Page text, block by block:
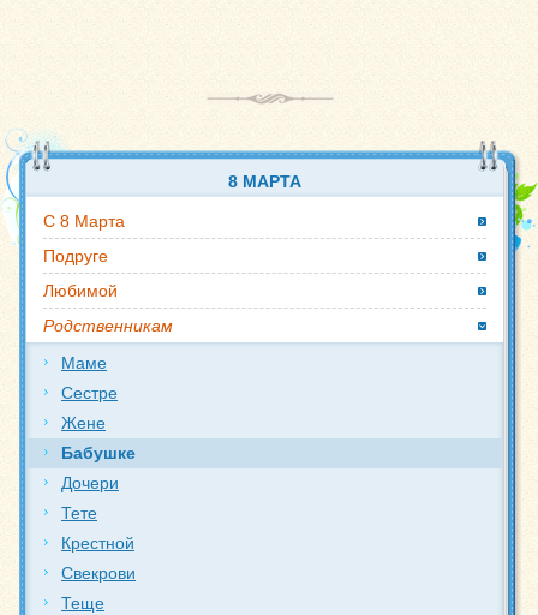
8 МАРТА
С 8 Марта
Подруге
Любимой
Родственникам
Маме
Сестре
Жене
Бабушке
Дочери
Тете
Крестной
Свекрови
Теще